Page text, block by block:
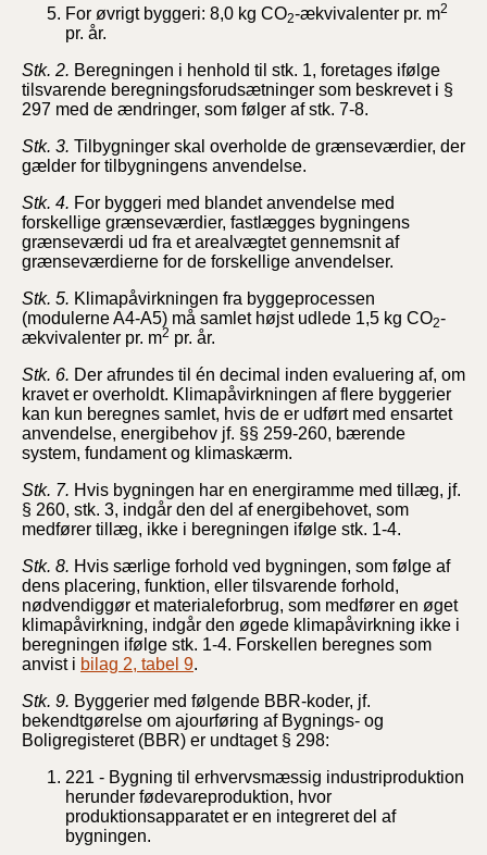
For øvrigt byggeri: 8,0 kg CO2-ækvivalenter pr. m2
pr. år.
Stk. 2. Beregningen i henhold til stk. 1, foretages ifølge
tilsvarende beregningsforudsætninger som beskrevet i §
297 med de ændringer, som følger af stk. 7-8.
Stk. 3. Tilbygninger skal overholde de grænseværdier, der
gælder for tilbygningens anvendelse.
Stk. 4. For byggeri med blandet anvendelse med
forskellige grænseværdier, fastlægges bygningens
grænseværdi ud fra et arealvægtet gennemsnit af
grænseværdierne for de forskellige anvendelser.
Stk. 5. Klimapåvirkningen fra byggeprocessen
(modulerne A4-A5) må samlet højst udlede 1,5 kg CO2-
ækvivalenter pr. m2 pr. år.
Stk. 6. Der afrundes til én decimal inden evaluering af, om
kravet er overholdt. Klimapåvirkningen af flere byggerier
kan kun beregnes samlet, hvis de er udført med ensartet
anvendelse, energibehov jf. §§ 259-260, bærende
system, fundament og klimaskærm.
Stk. 7. Hvis bygningen har en energiramme med tillæg, jf.
§ 260, stk. 3, indgår den del af energibehovet, som
medfører tillæg, ikke i beregningen ifølge stk. 1-4.
Stk. 8. Hvis særlige forhold ved bygningen, som følge af
dens placering, funktion, eller tilsvarende forhold,
nødvendiggør et materialeforbrug, som medfører en øget
klimapåvirkning, indgår den øgede klimapåvirkning ikke i
beregningen ifølge stk. 1-4. Forskellen beregnes som
anvist i bilag 2, tabel 9.
Stk. 9. Byggerier med følgende BBR-koder, jf.
bekendtgørelse om ajourføring af Bygnings- og
Boligregisteret (BBR) er undtaget § 298:
221 - Bygning til erhvervsmæssig industriproduktion
herunder fødevareproduktion, hvor
produktionsapparatet er en integreret del af
bygningen.